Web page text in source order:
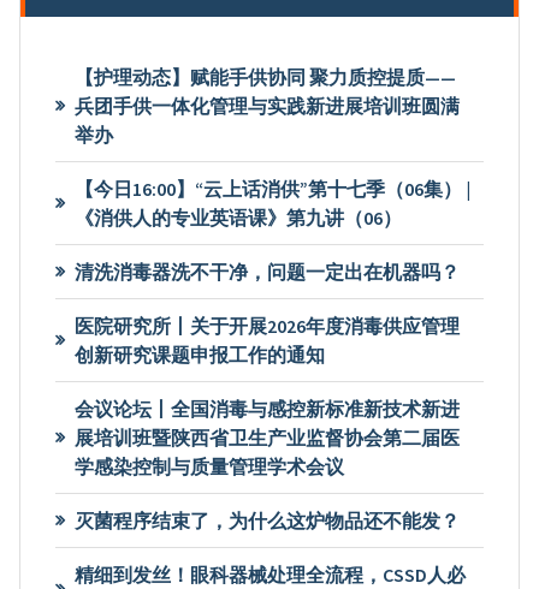
【护理动态】赋能手供协同 聚力质控提质——
兵团手供一体化管理与实践新进展培训班圆满
举办
【今日16:00】“云上话消供”第十七季（06集） |
《消供人的专业英语课》第九讲（06）
清洗消毒器洗不干净，问题一定出在机器吗？
医院研究所丨关于开展2026年度消毒供应管理
创新研究课题申报工作的通知
会议论坛丨全国消毒与感控新标准新技术新进
展培训班暨陕西省卫生产业监督协会第二届医
学感染控制与质量管理学术会议
灭菌程序结束了，为什么这炉物品还不能发？
精细到发丝！眼科器械处理全流程，CSSD人必